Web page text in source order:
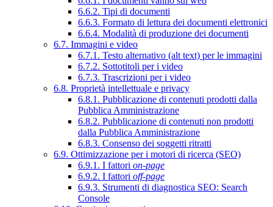
6.6.2. Tipi di documenti
6.6.3. Formato di lettura dei documenti elettronici
6.6.4. Modalità di produzione dei documenti
6.7. Immagini e video
6.7.1. Testo alternativo (alt text) per le immagini
6.7.2. Sottotitoli per i video
6.7.3. Trascrizioni per i video
6.8. Proprietà intellettuale e privacy
6.8.1. Pubblicazione di contenuti prodotti dalla
Pubblica Amministrazione
6.8.2. Pubblicazione di contenuti non prodotti
dalla Pubblica Amministrazione
6.8.3. Consenso dei soggetti ritratti
6.9. Ottimizzazione per i motori di ricerca (SEO)
6.9.1. I fattori on-page
6.9.2. I fattori off-page
6.9.3. Strumenti di diagnostica SEO: Search
Console